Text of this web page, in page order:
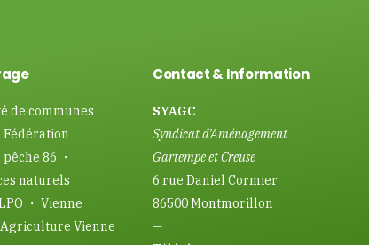
de communes
Fédération
86 ・
naturels
・ Vienne
Vienne
Contact & Information
SYAGC
Syndicat d’Aménagement
Gartempe et Creuse
6 rue Daniel Cormier
86500 Montmorillon
—